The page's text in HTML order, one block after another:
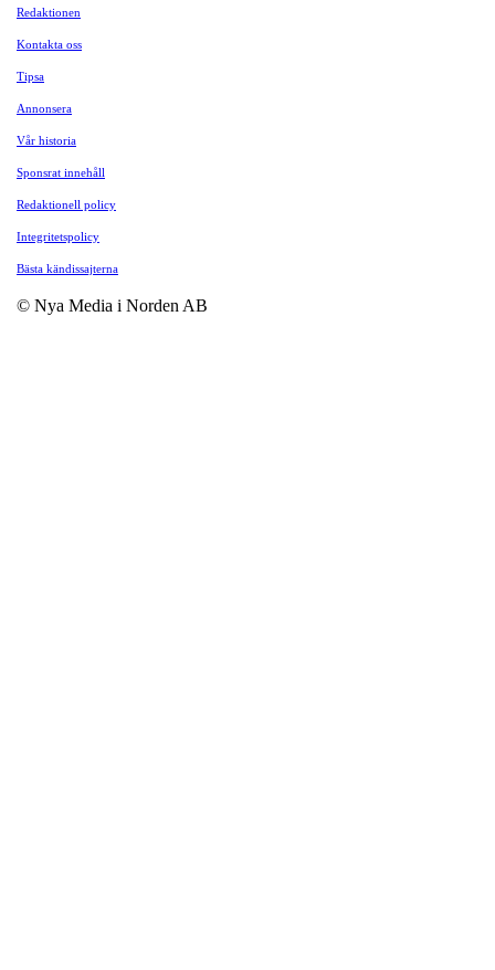
Redaktionen
Kontakta oss
Tipsa
Annonsera
Vår historia
Sponsrat innehåll
Redaktionell policy
Integritetspolicy
Bästa kändissajterna
© Nya Media i Norden AB